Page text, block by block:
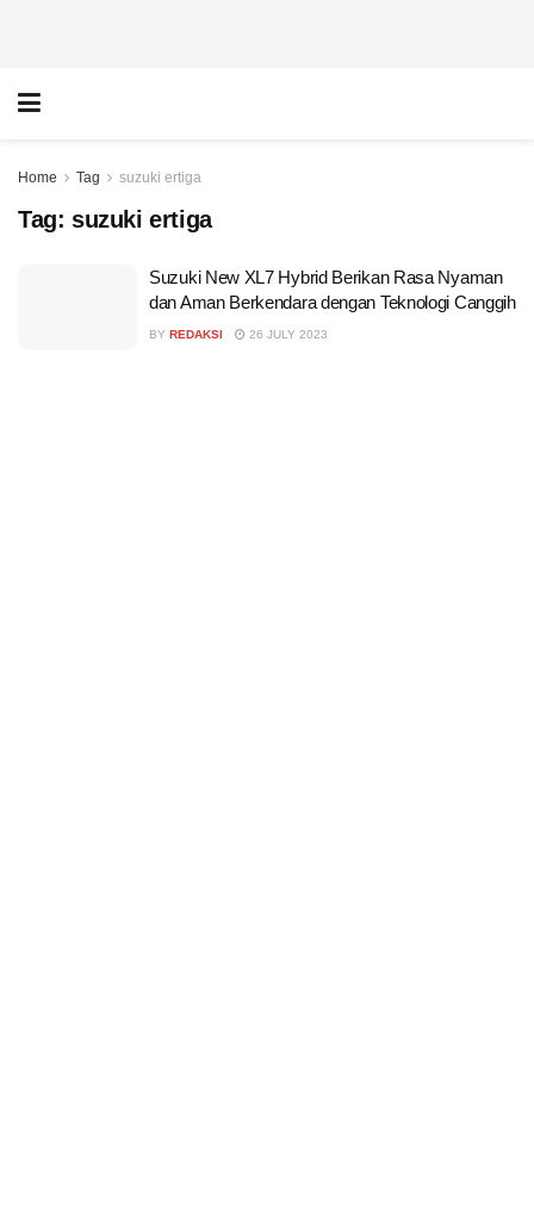
Home Tag suzuki ertiga
Tag: suzuki ertiga
Suzuki New XL7 Hybrid Berikan Rasa Nyaman
dan Aman Berkendara dengan Teknologi Canggih
BY REDAKSI 26 JULY 2023